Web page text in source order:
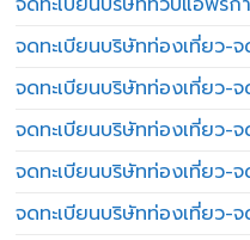
จดทะเบียนบริษัทท่องเที่ยว-
จดทะเบียนบริษัทท่องเที่ยว-
จดทะเบียนบริษัทท่องเที่ยว-
จดทะเบียนบริษัทท่องเที่ยว-
จดทะเบียนบริษัทท่องเที่ยว-